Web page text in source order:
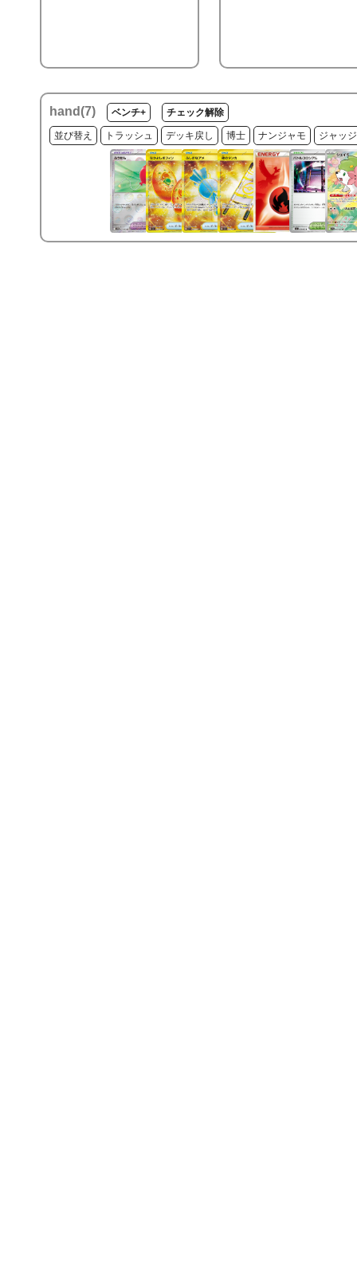
hand(7) ベンチ+ チェック解除
並び替え トラッシュ デッキ戻し 博士 ナンジャモ ジャッ